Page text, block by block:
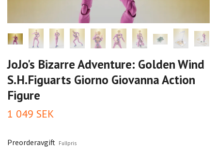
JoJo's Bizarre Adventure: Golden Wind
S.H.Figuarts Giorno Giovanna Action
Figure
1 049 SEK
Preorderavgift Fullpris